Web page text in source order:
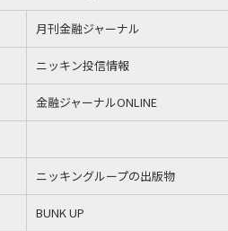
月刊金融ジャーナル
ニッキン投信情報
金融ジャーナルONLINE
ニッキングループの出版物
BUNK UP